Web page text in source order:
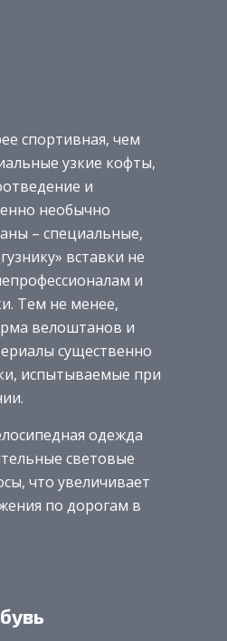
спортивная, чем
узкие кофты,
и
необычно
– специальные,
вставки не
и
Тем не менее,
велоштанов и
существенно
испытываемые при
одежда
световые
что увеличивает
по дорогам в